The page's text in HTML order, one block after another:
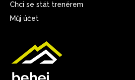
Chci se stát trenérem
Můj účet